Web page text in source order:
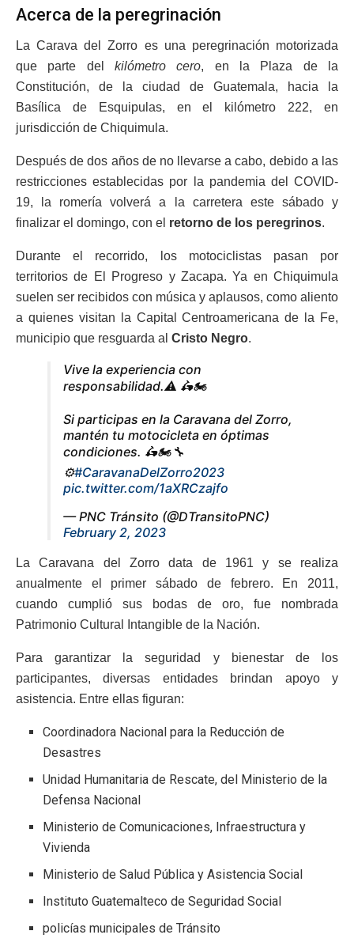
Acerca de la peregrinación
La Carava del Zorro es una peregrinación motorizada
que parte del kilómetro cero, en la Plaza de la
Constitución, de la ciudad de Guatemala, hacia la
Basílica de Esquipulas, en el kilómetro 222, en
jurisdicción de Chiquimula.
Después de dos años de no llevarse a cabo, debido a las
restricciones establecidas por la pandemia del COVID-
19, la romería volverá a la carretera este sábado y
finalizar el domingo, con el retorno de los peregrinos.
Durante el recorrido, los motociclistas pasan por
territorios de El Progreso y Zacapa. Ya en Chiquimula
suelen ser recibidos con música y aplausos, como aliento
a quienes visitan la Capital Centroamericana de la Fe,
municipio que resguarda al Cristo Negro.
Vive la experiencia con
responsabilidad.⚠️ 🛵🏍️
Si participas en la Caravana del Zorro,
mantén tu motocicleta en óptimas
condiciones. 🛵🏍️🔧
⚙️#CaravanaDelZorro2023
pic.twitter.com/1aXRCzajfo
— PNC Tránsito (@DTransitoPNC)
February 2, 2023
La Caravana del Zorro data de 1961 y se realiza
anualmente el primer sábado de febrero. En 2011,
cuando cumplió sus bodas de oro, fue nombrada
Patrimonio Cultural Intangible de la Nación.
Para garantizar la seguridad y bienestar de los
participantes, diversas entidades brindan apoyo y
asistencia. Entre ellas figuran:
Coordinadora Nacional para la Reducción de
Desastres
Unidad Humanitaria de Rescate, del Ministerio de la
Defensa Nacional
Ministerio de Comunicaciones, Infraestructura y
Vivienda
Ministerio de Salud Pública y Asistencia Social
Instituto Guatemalteco de Seguridad Social
policías municipales de Tránsito